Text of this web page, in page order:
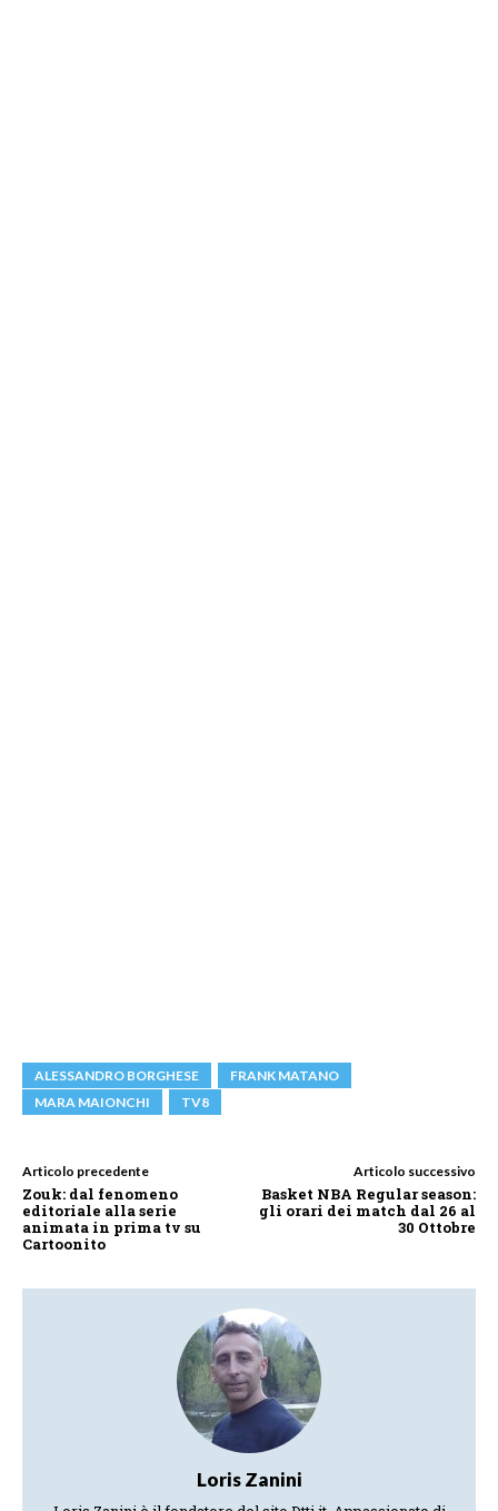
ALESSANDRO BORGHESE
FRANK MATANO
MARA MAIONCHI
TV8
Articolo precedente
Zouk: dal fenomeno
editoriale alla serie
animata in prima tv su
Cartoonito
Articolo successivo
Basket NBA Regular season:
gli orari dei match dal 26 al
30 Ottobre
Loris Zanini